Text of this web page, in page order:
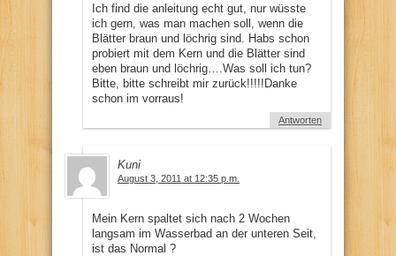
Ich find die anleitung echt gut, nur wüsste
ich gern, was man machen soll, wenn die
Blätter braun und löchrig sind. Habs schon
probiert mit dem Kern und die Blätter sind
eben braun und löchrig….Was soll ich tun?
Bitte, bitte schreibt mir zurück!!!!!Danke
schon im vorraus!
Antworten
Kuni
August 3, 2011 at 12:35 p.m.
Mein Kern spaltet sich nach 2 Wochen
langsam im Wasserbad an der unteren Seit,
ist das Normal ?